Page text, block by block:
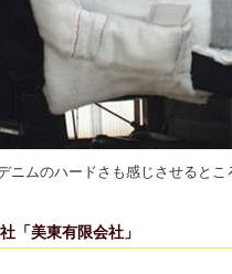
ニムのハードさも感じさせると
「美東有限会社」